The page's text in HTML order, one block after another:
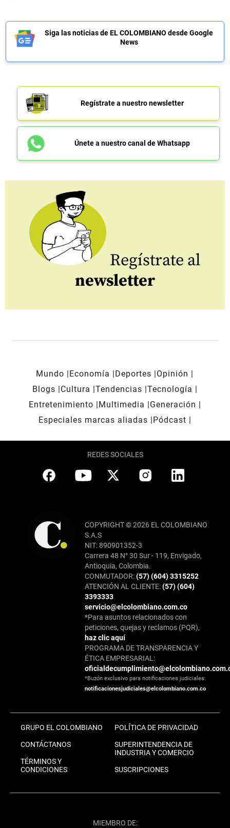
Siga las noticias de EL COLOMBIANO desde Google
News
Regístrate a nuestro newsletter
Únete a nuestro canal de Whatsapp
Regístrate al
newsletter
Mundo Economía Deportes
Opinión
Blogs
Cultura Tendencias Tecnología
Entretenimiento
Multimedia
Generación
Especiales marcas aliadas
Pódcast
REDES SOCIALES
COPYRIGHT © 2026 EL COLOMBIANO
S.A.S
NIT: 890901352-3
Carrera 48 N° 30 Sur - 119, Envigado,
Antioquia, Colombia.
CONMUTADOR:(57) (604) 3315252
ATENCIÓN AL CLIENTE:(57) (604)
3393333
servicio@elcolombiano.com.co
*Para asuntos relacionados con
peticiones, quejas y reclamos (PQR),
haz clic aquí
PROGRAMA DE TRANSPARENCIA Y
ÉTICA EMPRESARIAL:
*Buzón exclusivo para notificaciones judiciales:
notificacionesjudiciales@elcolombiano.com.co
GRUPO EL COLOMBIANO
CONTÁCTANOS
TÉRMINOS Y
CONDICIONES
POLÍTICA DE PRIVACIDAD
SUPERINTENDENCIA DE
INDUSTRIA Y COMERCIO
SUSCRIPCIONES
MIEMBRO DE: